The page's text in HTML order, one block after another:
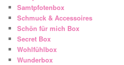
Samtpfotenbox
Schmuck & Accessoires
Schön für mich Box
Secret Box
Wohlfühlbox
Wunderbox